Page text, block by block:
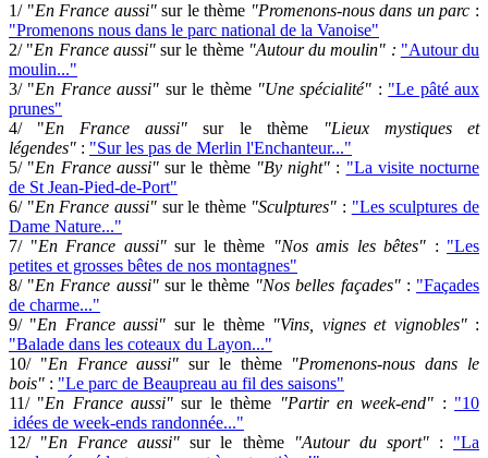
1/ "En France aussi"sur le thème "Promenons-nous dans un parc :
"Promenons nous dans le parc national de la Vanoise"
2/ "En France aussi"sur le thème "Autour du moulin" : "Autour du
moulin..."
3/ "En France aussi" sur le thème "Une spécialité" : "Le pâté aux
prunes"
4/ "En France aussi" sur le thème
"Lieux mystiques et
légendes" : "Sur les pas de Merlin l'Enchanteur..."
5/ "En France aussi"sur le thème "By night" : "La visite nocturne
de St Jean-Pied-de-Port"
6/ "En France aussi"sur le thème "Sculptures" : "Les sculptures de
Dame Nature..."
7/ "En France aussi"sur le thème "Nos amis les bêtes" : "Les
petites et grosses bêtes de nos montagnes"
8/ "En France aussi"sur le thème "Nos belles façades": "Façades
de charme..."
9/ "En France aussi" sur le thème "Vins, vignes et vignobles":
"Balade dans les coteaux du Layon..."
10/ "En France aussi" sur le thème "Promenons-nous dans le
bois" : "Le parc de Beaupreau au fil des saisons"
11/ "En France aussi" sur le thème "Partir en week-end" : "10
idées de week-ends randonnée..."
12/ "En France aussi" sur le thème "Autour du sport": "La